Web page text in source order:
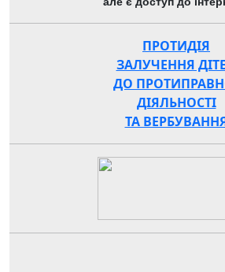
ПРОТИДІЯ
ЗАЛУЧЕННЯ
ДО
ДІЯЛЬНОСТІ
ТА